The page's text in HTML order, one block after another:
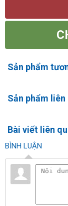
Sản phẩm
Sản phẩm liên
Bài viết liên
BÌNH LUẬN